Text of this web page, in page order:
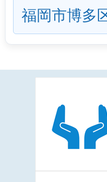
福岡市博多